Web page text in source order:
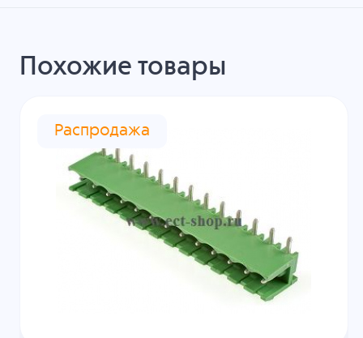
Похожие товары
Распродажа